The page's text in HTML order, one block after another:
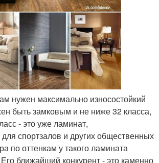
нужен максимально износостойкий
быть замковым и не ниже 32 класса,
- это уже ламинат,
спортзалов и других общественных
по оттенкам у такого ламината
ближайший конкурент - это каменно